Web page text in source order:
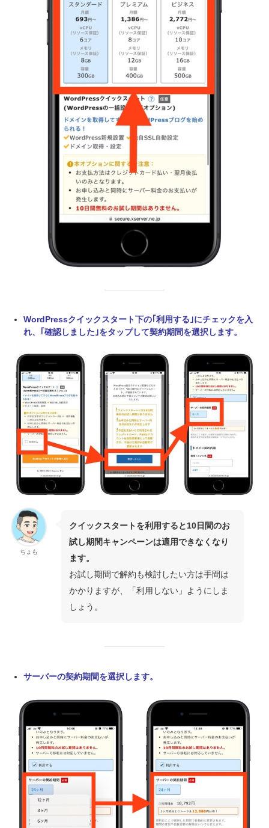
WordPressクイックスタート下の｢利用する｣にチェックを入
れ、｢確認しました｣をタップして契約期間を選択します。
ちょも
クイックスタートを利用すると10日間のお
試し期間キャンペーンは適用できなくなり
ます。
お試し期間で解約も検討したい方は手間は
かかりますが、「利用しない」ようにしま
しょう。
サーバーの契約期間を選択します。